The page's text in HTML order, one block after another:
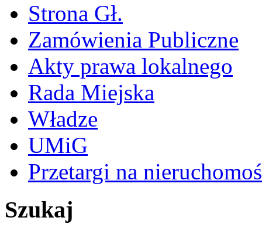
Strona Gł.
Zamówienia Publiczne
Akty prawa lokalnego
Rada Miejska
Władze
UMiG
Przetargi na
Szukaj